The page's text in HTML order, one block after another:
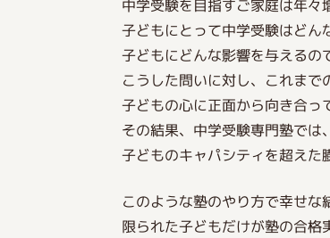
中学受験を目指すご家庭は年々
子どもにとって中学受験はどん
子どもにどんな影響を与えるの
こうした問いに対し、これまで
子どもの心に正面から向き合っ
その結果、中学受験専門塾では
子どものキャパシティを超えた
このような塾のやり方で幸せな
限られた子どもだけが塾の合格